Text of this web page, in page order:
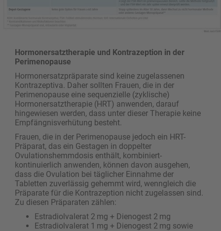
Hormonersatztherapie und Kontrazeption in der
Perimenopause
Hormonersatzpräparate sind keine zugelassenen
Kontrazeptiva. Daher sollten Frauen, die in der
Perimenopause eine sequenzielle (zyklische)
Hormonersatztherapie (HRT) anwenden, darauf
hingewiesen werden, dass unter dieser Therapie keine
Empfängnisverhütung besteht.
Frauen, die in der Perimenopause jedoch ein HRT-
Präparat, das ein Gestagen in doppelter
Ovulationshemmdosis enthält, kombiniert-
kontinuierlich anwenden, können davon ausgehen,
dass die Ovulation bei täglicher Einnahme der
Tabletten zuverlässig gehemmt wird, wenngleich die
Präparate für die Kontrazeption nicht zugelassen sind.
Zu diesen Präparaten zählen:
Estradiolvalerat 2 mg + Dienogest 2 mg
Estradiolvalerat 1 mg + Dienogest 2 mg sowie